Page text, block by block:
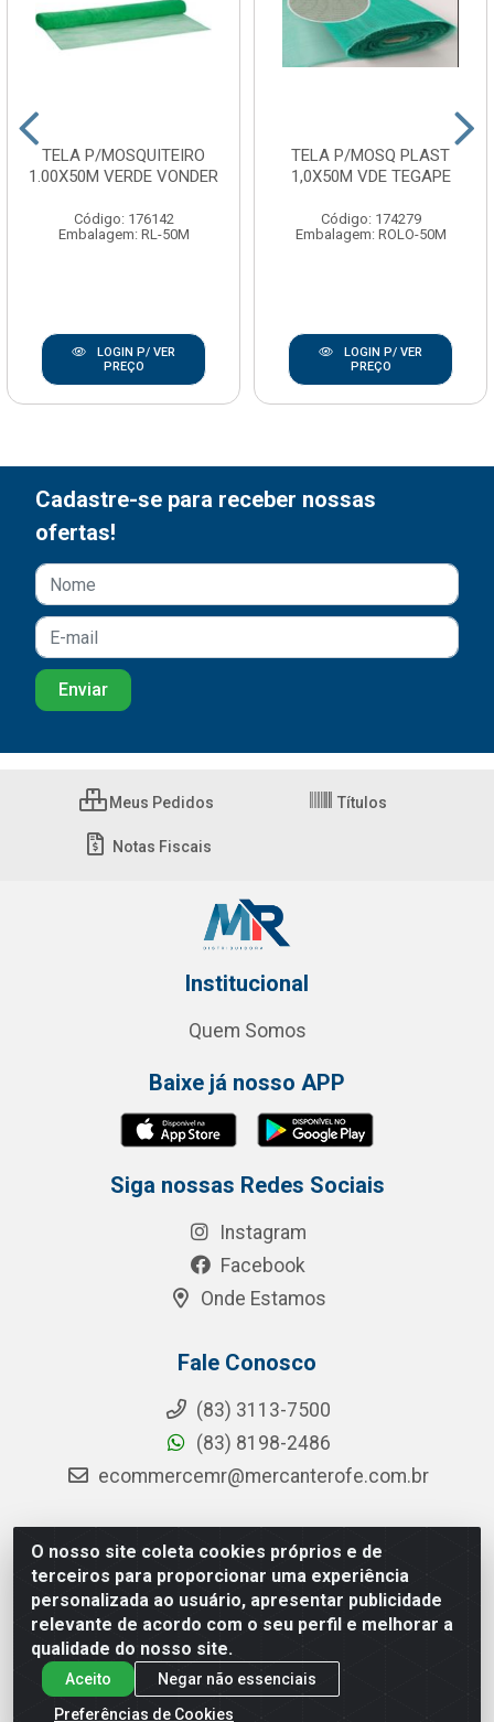
TELA P/MOSQUITEIRO
1.00X50M VERDE VONDER
Código: 176142
Embalagem: RL-50M
LOGIN P/ VER
PREÇO
TELA P/MOSQ PLAST
1,0X50M VDE TEGAPE
Código: 174279
Embalagem: ROLO-50M
LOGIN P/ VER
PREÇO
O nosso site coleta cookies próprios e de
terceiros para proporcionar uma experiência
personalizada ao usuário, apresentar publicidade
relevante de acordo com o seu perfil e melhorar a
qualidade do nosso site.
Aceito
Negar não essenciais
Preferências de Cookies
Cadastre-se para receber nossas
ofertas!
Meus Pedidos Títulos
Notas Fiscais
Institucional
Quem Somos
Baixe já nosso APP
Siga nossas Redes Sociais
Instagram
Facebook
Onde Estamos
Fale Conosco
(83) 3113-7500
(83) 8198-2486
ecommercemr@mercanterofe.com.br
MR Distribuidora - Rua Hortêncio Ribeiro de Luna, 3777 -
Distrito Industrial, João Pessoa/PB - CEP 58081-400 -
CNPJ 35.428.312/0001-85